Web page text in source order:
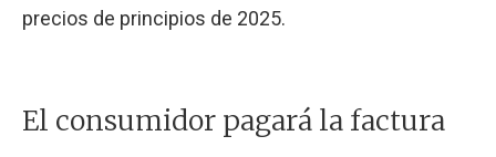
precios de principios de 2025.
El consumidor pagará la factura